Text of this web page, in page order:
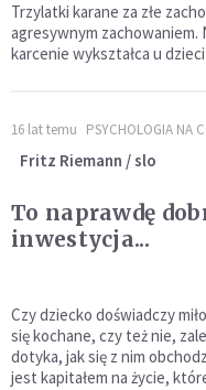
Trzylatki karane za złe
agresywnym zachowaniem.
karcenie wykształca u
16 lat temu PSYCHOLOGIA NA
Fritz Riemann / slo
To naprawdę
inwestycja...
Czy dziecko doświadczy
się kochane, czy też nie,
dotyka, jak się z nim
jest kapitałem na życie,